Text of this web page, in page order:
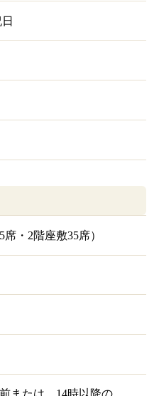
席・2階座敷35席）
または、14時以降の